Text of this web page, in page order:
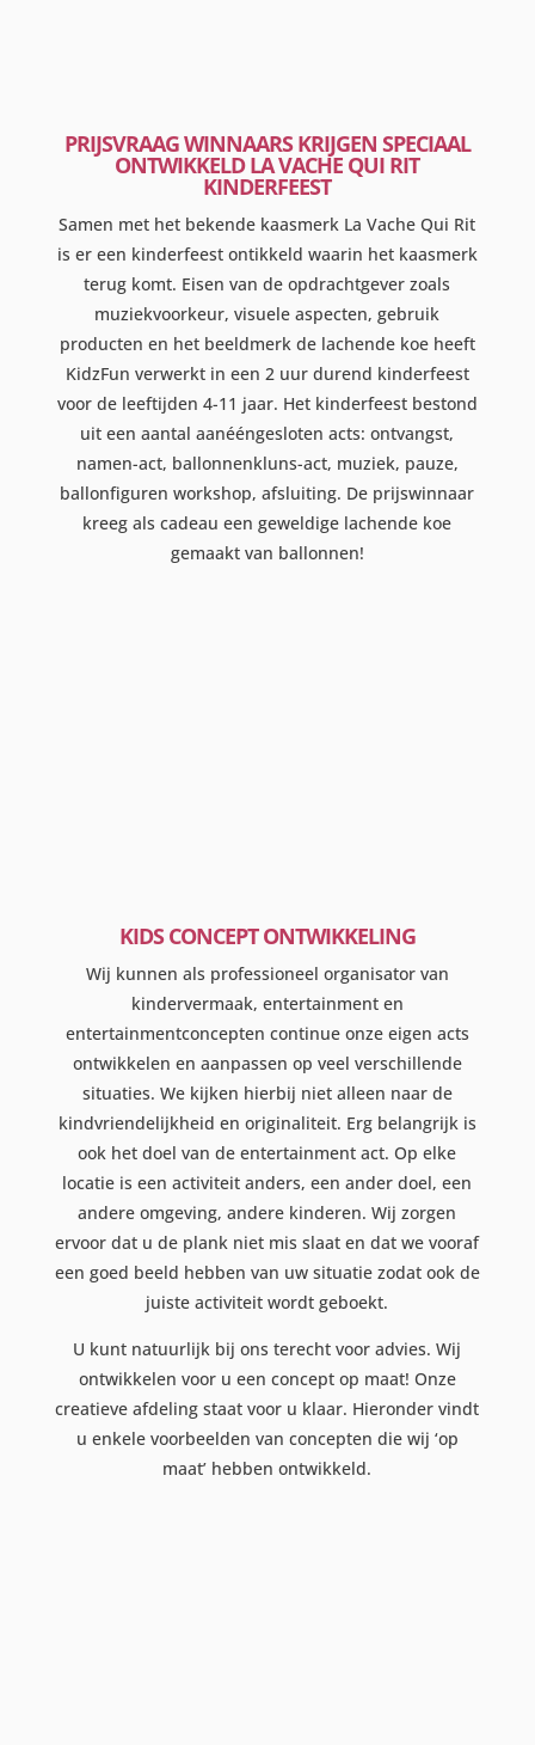
PRIJSVRAAG WINNAARS KRIJGEN SPECIAAL
ONTWIKKELD LA VACHE QUI RIT
KINDERFEEST
Samen met het bekende kaasmerk La Vache Qui Rit
is er een kinderfeest ontikkeld waarin het kaasmerk
terug komt. Eisen van de opdrachtgever zoals
muziekvoorkeur, visuele aspecten, gebruik
producten en het beeldmerk de lachende koe heeft
KidzFun verwerkt in een 2 uur durend kinderfeest
voor de leeftijden 4-11 jaar. Het kinderfeest bestond
uit een aantal aanééngesloten acts: ontvangst,
namen-act, ballonnenkluns-act, muziek, pauze,
ballonfiguren workshop, afsluiting. De prijswinnaar
kreeg als cadeau een geweldige lachende koe
gemaakt van ballonnen!
KIDS CONCEPT ONTWIKKELING
Wij kunnen als professioneel organisator van
kindervermaak, entertainment en
entertainmentconcepten continue onze eigen acts
ontwikkelen en aanpassen op veel verschillende
situaties. We kijken hierbij niet alleen naar de
kindvriendelijkheid en originaliteit. Erg belangrijk is
ook het doel van de entertainment act. Op elke
locatie is een activiteit anders, een ander doel, een
andere omgeving, andere kinderen. Wij zorgen
ervoor dat u de plank niet mis slaat en dat we vooraf
een goed beeld hebben van uw situatie zodat ook de
juiste activiteit wordt geboekt.
U kunt natuurlijk bij ons terecht voor advies. Wij
ontwikkelen voor u een concept op maat! Onze
creatieve afdeling staat voor u klaar. Hieronder vindt
u enkele voorbeelden van concepten die wij ‘op
maat’ hebben ontwikkeld.